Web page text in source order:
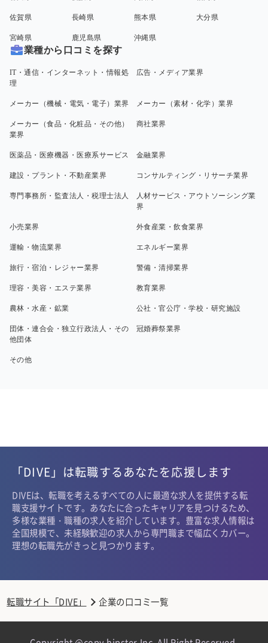
佐賀県 長崎県 熊本県 大分県
宮崎県 鹿児島県 沖縄県
業種から口コミを探す
IT・通信・インターネット・情報処
理
広告・メディア業界
メーカー（機械・電気・電子）業界 メーカー（素材・化学）業界
メーカー（食品・化粧品・その他）
業界
商社業界
医薬品・医療機器・医療系サービス 金融業界
建設・プラント・不動産業界 コンサルティング・リサーチ業界
専門事務所・監査法人・税理士法人
人材サービス・アウトソーシング業
界
小売業界 外食産業・飲食業界
運輸・物流業界 エネルギー業界
旅行・宿泊・レジャー業界 警備・清掃業界
理容・美容・エステ業界 教育業界
農林・水産・鉱業 公社・官公庁・学校・研究施設
団体・連合会・独立行政法人・その
他団体
冠婚葬祭業界
その他
「DIVE」は転職するあなたを応援します
DIVEは、転職を考えるすべての人に最適な求人を提供する転
職支援サイトです。あなたに合ったキャリアを見つけるため、
多様な業種・職種の求人を紹介しています。豊富な求人情報は
全国規模で、未経験歓迎の求人から専門職まで幅広くカバー。
理想の転職先がきっと見つかります。
転職サイト「DIVE」 企業の口コミ一覧